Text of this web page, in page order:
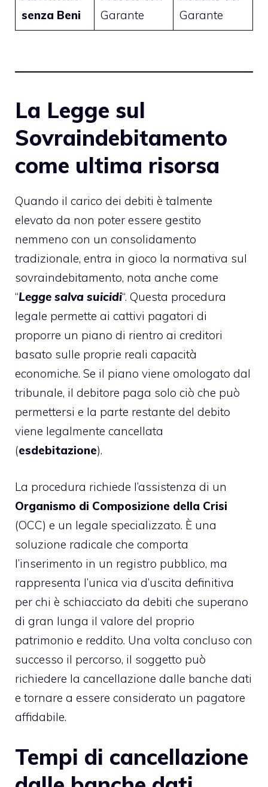
senza Beni
Garante
Garante
La Legge sul
Sovraindebitamento
come ultima risorsa
Quando il carico dei debiti è talmente
elevato da non poter essere gestito
nemmeno con un consolidamento
tradizionale, entra in gioco la normativa sul
sovraindebitamento, nota anche come
“Legge salva suicidi“. Questa procedura
legale permette ai cattivi pagatori di
proporre un piano di rientro ai creditori
basato sulle proprie reali capacità
economiche. Se il piano viene omologato dal
tribunale, il debitore paga solo ciò che può
permettersi e la parte restante del debito
viene legalmente cancellata
(esdebitazione).
La procedura richiede l’assistenza di un
Organismo di Composizione della Crisi
(OCC) e un legale specializzato. È una
soluzione radicale che comporta
l’inserimento in un registro pubblico, ma
rappresenta l’unica via d’uscita definitiva
per chi è schiacciato da debiti che superano
di gran lunga il valore del proprio
patrimonio e reddito. Una volta concluso con
successo il percorso, il soggetto può
richiedere la cancellazione dalle banche dati
e tornare a essere considerato un pagatore
affidabile.
Tempi di cancellazione